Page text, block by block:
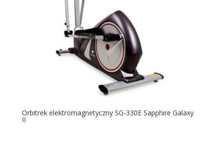
Orbitrek elektromagnetyczny SG-330E Sapphire Galaxy
II